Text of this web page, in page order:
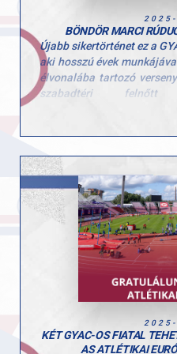
BÖNDÖR MARCI
Újabb sikertörténet ez a
aki hosszú évek
élvonalába tartozó
szabadtéri felnőtt
megtiszteltetés,
hiszen a vb a legnagyobb
fogalmazott Marci a
A stabil ugrásokra és a
koncentrál, minden
motivációt jelent
helyszín: legutóbb
világbajnokságot,
nyomdokaiba
kapok, amit sosem
hogy a legfontosabb
megdöntése és a
KÉT GYAC-OS FIATAL
AS ATLÉTIKAI